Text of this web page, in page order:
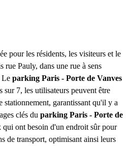
pour les résidents, les visiteurs et le
rue Pauly, dans une rue à sens
Le parking Paris - Porte de Vanves
sur 7, les utilisateurs peuvent être
stationnement, garantissant qu'il y a
clés du parking Paris - Porte de
qui ont besoin d'un endroit sûr pour
de transport, optimisant ainsi leurs